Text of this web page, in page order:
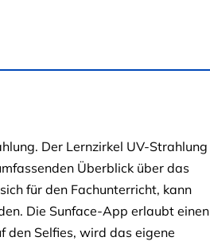
Der Lernzirkel UV-Strahlung
Überblick über das
für den Fachunterricht, kann
Die Sunface-App erlaubt einen
den Selfies, wird das eigene